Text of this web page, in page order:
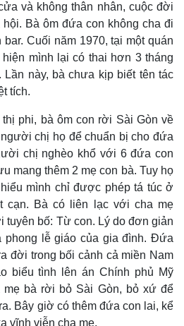
Thị trường
Giá vàng
Tiêu dùng
Tỷ giá
Chứng khoán
và không thân nhân, cuộc đời
Bà ôm đứa con không cha đi
bar. Cuối năm 1970, tại một quán
mình lại có thai hơn 3 tháng
này, bà chưa kịp biết tên tác
tích.
phi, bà ôm con rời Sài Gòn về
chị họ để chuẩn bị cho đứa
chị nghèo khổ với 6 đứa con
mang thêm 2 mẹ con bà. Tuy họ
mình chỉ được phép tá túc ở
cạn. Bà có liên lạc với cha mẹ
bố: Từ con. Lý do đơn giản
phong lễ giáo của gia đình. Đứa
đời trong bối cảnh cả miền Nam
biểu tình lên án Chính phủ Mỹ
bà rời bỏ Sài Gòn, bỏ xứ để
Bây giờ có thêm đứa con lai, kể
vĩnh viễn cha mẹ.